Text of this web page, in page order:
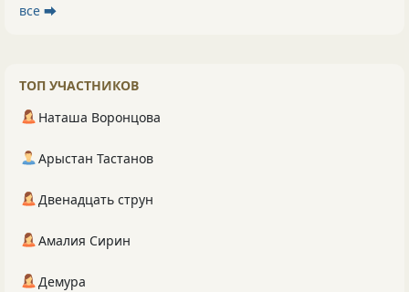
все ⮕
ТОП УЧАСТНИКОВ
Наташа Воронцова
Арыстан Тастанов
Двенадцать струн
Амалия Сирин
Демура